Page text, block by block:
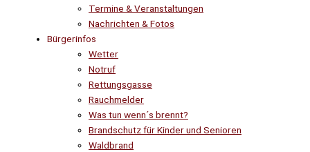
Termine & Veranstaltungen
Nachrichten & Fotos
Bürgerinfos
Wetter
Notruf
Rettungsgasse
Rauchmelder
Was tun wenn´s brennt?
Brandschutz für Kinder und Senioren
Waldbrand